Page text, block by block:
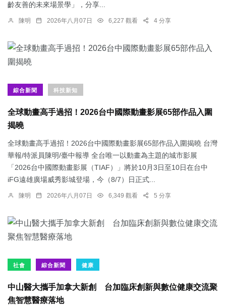
齡友善的未來場景學」，分享...
陳明 2026年八月07日 6,227 觀看 4 分享
綜合新聞 科技新知
全球動畫高手過招！2026台中國際動畫影展65部作品入圍
揭曉
全球動畫高手過招！2026台中國際動畫影展65部作品入圍揭曉 台灣
華報/特派員陳明/臺中報導 全台唯一以動畫為主題的城市影展
「2026台中國際動畫影展（TIAF）」將於10月3日至10日在台中
iFG遠雄廣場威秀影城登場，今（8/7）日正式...
陳明 2026年八月07日 6,349 觀看 5 分享
社會 綜合新聞 健康
中山醫大攜手加拿大新創 台加臨床創新與數位健康交流聚
焦智慧醫療落地